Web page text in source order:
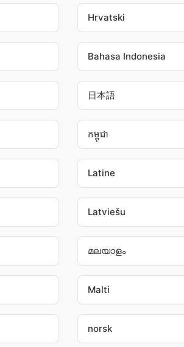
Hrvatski
Bahasa Indonesia
日本語
កម្ពុជា
Latine
Latviešu
മലയാളം
Malti
norsk